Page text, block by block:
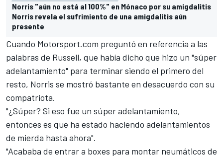
Norris "aún no está al 100%" en Mónaco por su amigdalitis
Norris revela el sufrimiento de una amigdalitis aún
presente
Cuando Motorsport.com preguntó en referencia a las
palabras de Russell, que había dicho que hizo un "súper
adelantamiento" para terminar siendo el primero del
resto, Norris se mostró bastante en desacuerdo con su
compatriota.
"¿Súper? Si eso fue un súper adelantamiento,
entonces es que ha estado haciendo adelantamientos
de mierda hasta ahora".
"Acababa de entrar a boxes para montar neumáticos de